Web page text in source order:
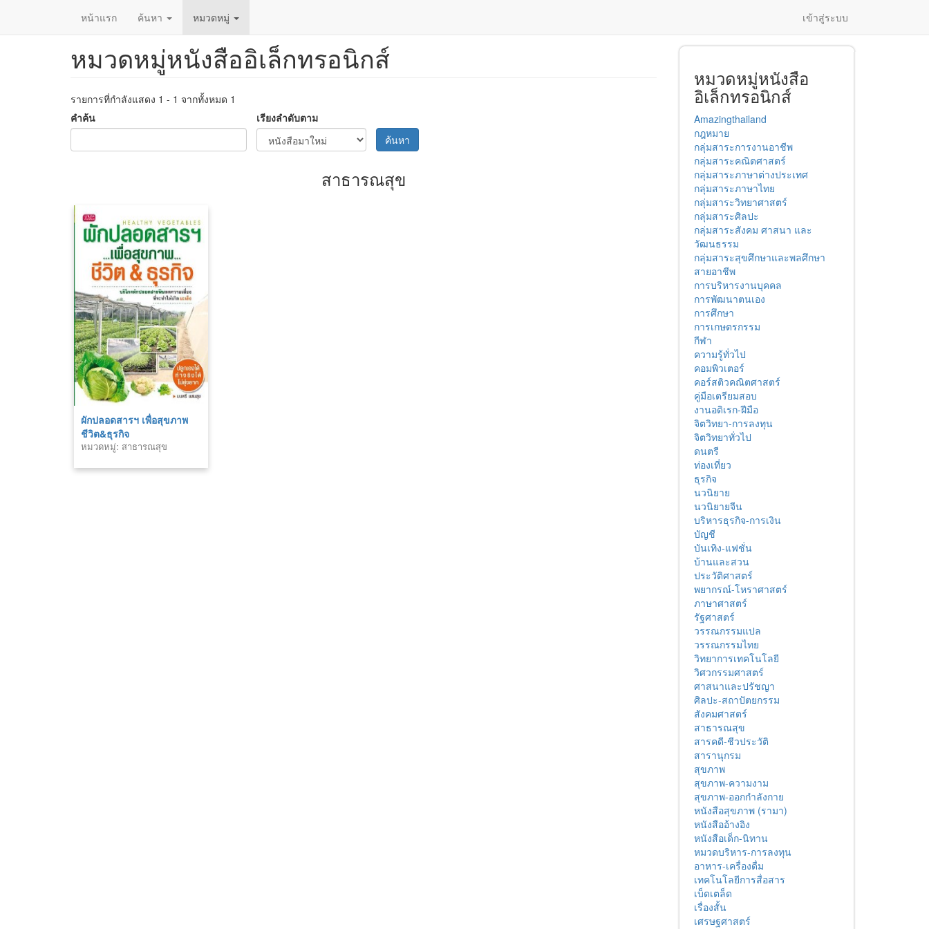
หน้าแรก ค้นหา หมวดหมู่ เข้าสู่ระบบ
หมวดหมู่หนังสืออิเล็กทรอนิกส์
รายการที่กำลังแสดง 1 - 1 จากทั้งหมด 1
คำค้น
เรียงลำดับตาม
ค้นหา
สาธารณสุข
ผักปลอดสารฯ เพื่อสุขภาพ
ชีวิต&ธุรกิจ
หมวดหมู่: สาธารณสุข
หมวดหมู่หนังสือ
อิเล็กทรอนิกส์
Amazingthailand
กฎหมาย
กลุ่มสาระการงานอาชีพ
กลุ่มสาระคณิตศาสตร์
กลุ่มสาระภาษาต่างประเทศ
กลุ่มสาระภาษาไทย
กลุ่มสาระวิทยาศาสตร์
กลุ่มสาระศิลปะ
กลุ่มสาระสังคม ศาสนา และ
วัฒนธรรม
กลุ่มสาระสุขศึกษาและพลศึกษา
สายอาชีพ
การบริหารงานบุคคล
การพัฒนาตนเอง
การศึกษา
การเกษตรกรรม
กีฬา
ความรู้ทั่วไป
คอมพิวเตอร์
คอร์สติวคณิตศาสตร์
คู่มือเตรียมสอบ
งานอดิเรก-ฝีมือ
จิตวิทยา-การลงทุน
จิตวิทยาทั่วไป
ดนตรี
ท่องเที่ยว
ธุรกิจ
นวนิยาย
นวนิยายจีน
บริหารธุรกิจ-การเงิน
บัญชี
บันเทิง-แฟชั่น
บ้านและสวน
ประวัติศาสตร์
พยากรณ์-โหราศาสตร์
ภาษาศาสตร์
รัฐศาสตร์
วรรณกรรมแปล
วรรณกรรมไทย
วิทยาการเทคโนโลยี
วิศวกรรมศาสตร์
ศาสนาและปรัชญา
ศิลปะ-สถาปัตยกรรม
สังคมศาสตร์
สาธารณสุข
สารคดี-ชีวประวัติ
สารานุกรม
สุขภาพ
สุขภาพ-ความงาม
สุขภาพ-ออกกำลังกาย
หนังสือสุขภาพ (รามา)
หนังสืออ้างอิง
หนังสือเด็ก-นิทาน
หมวดบริหาร-การลงทุน
อาหาร-เครื่องดื่ม
เทคโนโลยีการสื่อสาร
เบ็ดเตล็ด
เรื่องสั้น
เศรษฐศาสตร์